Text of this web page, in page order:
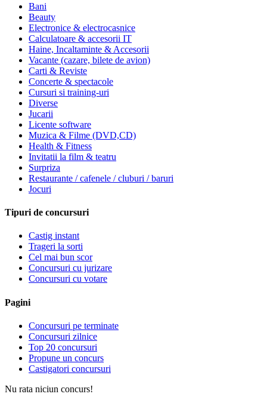
Bani
Beauty
Electronice & electrocasnice
Calculatoare & accesorii IT
Haine, Incaltaminte & Accesorii
Vacante (cazare, bilete de avion)
Carti & Reviste
Concerte & spectacole
Cursuri si training-uri
Diverse
Jucarii
Licente software
Muzica & Filme (DVD,CD)
Health & Fitness
Invitatii la film & teatru
Surpriza
Restaurante / cafenele / cluburi / baruri
Jocuri
Tipuri de concursuri
Castig instant
Trageri la sorti
Cel mai bun scor
Concursuri cu jurizare
Concursuri cu votare
Pagini
Concursuri pe terminate
Concursuri zilnice
Top 20 concursuri
Propune un concurs
Castigatori concursuri
Nu rata niciun concurs!